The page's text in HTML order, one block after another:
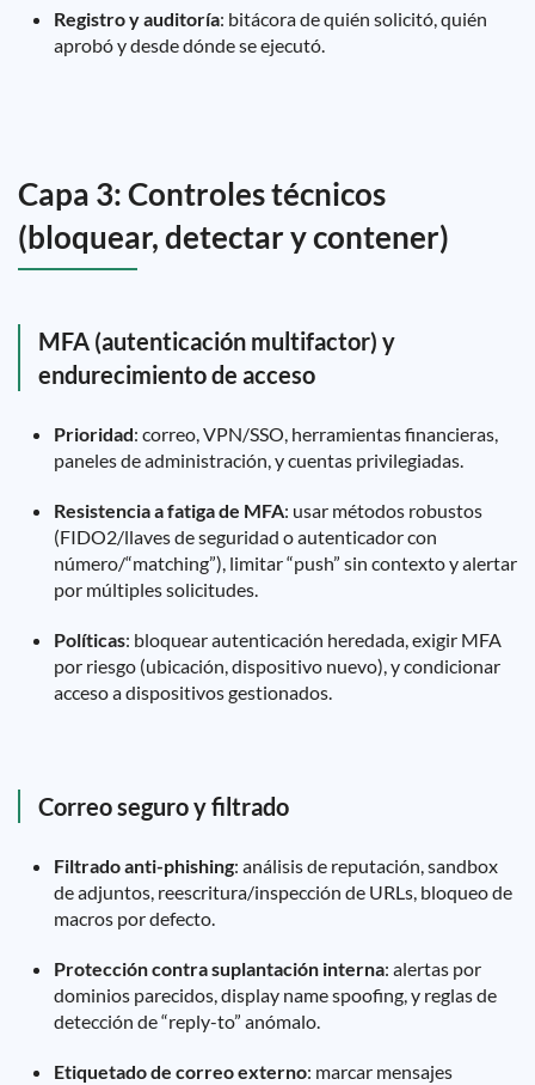
Registro y auditoría: bitácora de quién solicitó, quién
aprobó y desde dónde se ejecutó.
Capa 3: Controles técnicos
(bloquear, detectar y contener)
MFA (autenticación multifactor) y
endurecimiento de acceso
Prioridad: correo, VPN/SSO, herramientas financieras,
paneles de administración, y cuentas privilegiadas.
Resistencia a fatiga de MFA: usar métodos robustos
(FIDO2/llaves de seguridad o autenticador con
número/“matching”), limitar “push” sin contexto y alertar
por múltiples solicitudes.
Políticas: bloquear autenticación heredada, exigir MFA
por riesgo (ubicación, dispositivo nuevo), y condicionar
acceso a dispositivos gestionados.
Correo seguro y filtrado
Filtrado anti-phishing: análisis de reputación, sandbox
de adjuntos, reescritura/inspección de URLs, bloqueo de
macros por defecto.
Protección contra suplantación interna: alertas por
dominios parecidos, display name spoofing, y reglas de
detección de “reply-to” anómalo.
Etiquetado de correo externo: marcar mensajes